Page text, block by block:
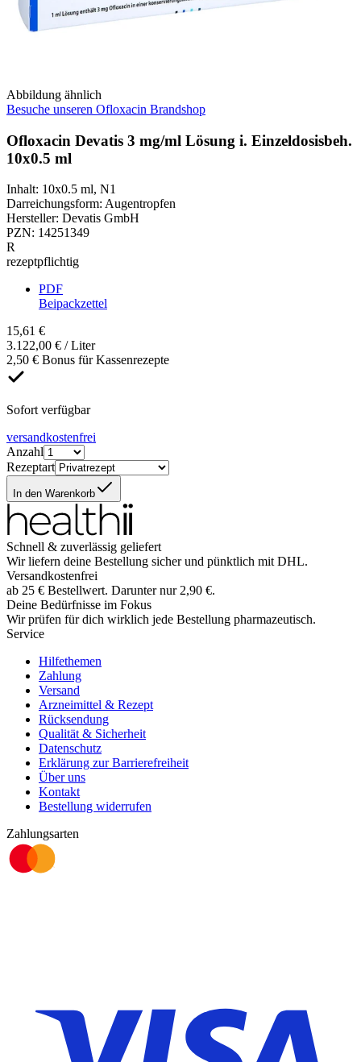
Abbildung ähnlich
Besuche unseren Ofloxacin Brandshop
Ofloxacin Devatis 3 mg/ml Lösung i. Einzeldosisbeh.
10x0.5 ml
Inhalt: 10x0.5 ml, N1
Darreichungsform: Augentropfen
Hersteller: Devatis GmbH
PZN: 14251349
R
rezeptpflichtig
PDF
Beipackzettel
15,61 €
3.122,00 € / Liter
2,50 € Bonus für Kassenrezepte
Sofort verfügbar
versandkostenfrei
Anzahl
Rezeptart
In den Warenkorb
Schnell & zuverlässig geliefert
Wir liefern deine Bestellung sicher und pünktlich mit DHL.
Versandkostenfrei
ab 25 € Bestellwert. Darunter nur 2,90 €.
Deine Bedürfnisse im Fokus
Wir prüfen für dich wirklich jede Bestellung pharmazeutisch.
Service
Hilfethemen
Zahlung
Versand
Arzneimittel & Rezept
Rücksendung
Qualität & Sicherheit
Datenschutz
Erklärung zur Barrierefreiheit
Über uns
Kontakt
Bestellung widerrufen
Zahlungsarten